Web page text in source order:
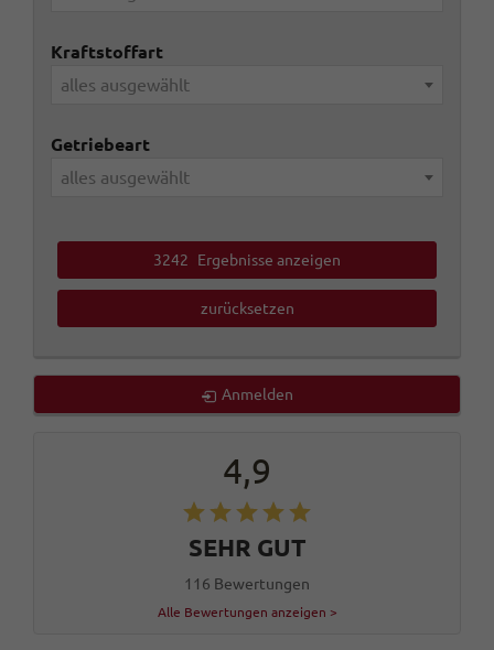
Kraftstoffart
alles ausgewählt
Getriebeart
alles ausgewählt
3242 Ergebnisse anzeigen
zurücksetzen
Anmelden
4,9
SEHR GUT
116 Bewertungen
Alle Bewertungen anzeigen >